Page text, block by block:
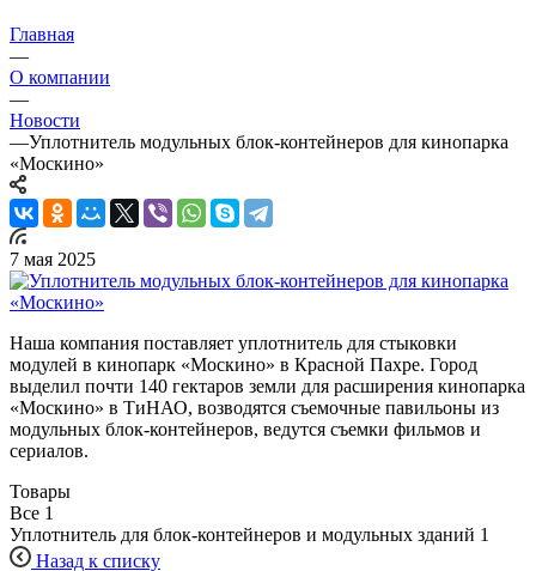
Главная
—
О компании
—
Новости
—Уплотнитель модульных блок-контейнеров для кинопарка
«Москино»
7 мая 2025
Наша компания поставляет уплотнитель для стыковки
модулей в кинопарк «Москино» в Красной Пахре. Город
выделил почти 140 гектаров земли для расширения кинопарка
«Москино» в ТиНАО, возводятся съемочные павильоны из
модульных блок-контейнеров, ведутся съемки фильмов и
сериалов.
Товары
Все 1
Уплотнитель для блок-контейнеров и модульных зданий 1
Назад к списку